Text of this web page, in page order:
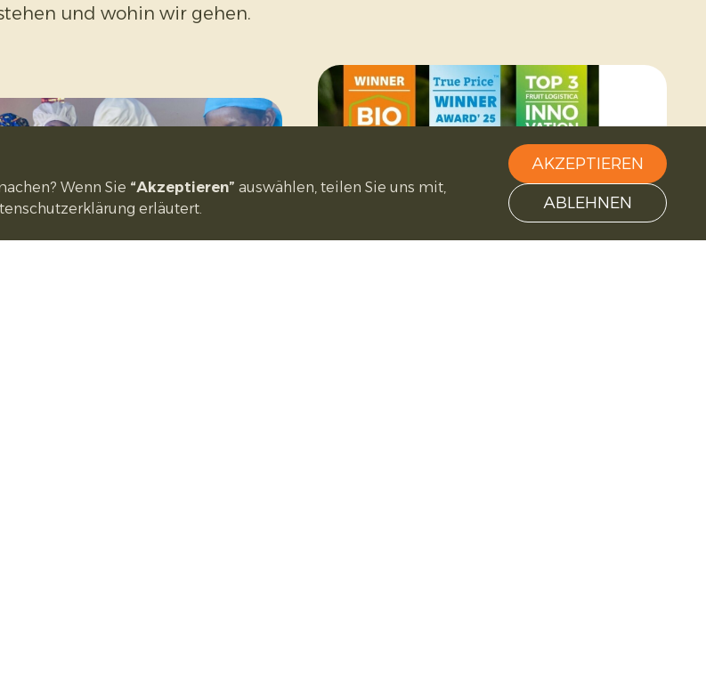
Wenn Sie “Akzeptieren” auswählen, teilen Sie uns mit,
erläutert.
AKZEPTIEREN
ABLEHNEN
und wohin wir gehen.
Projekte